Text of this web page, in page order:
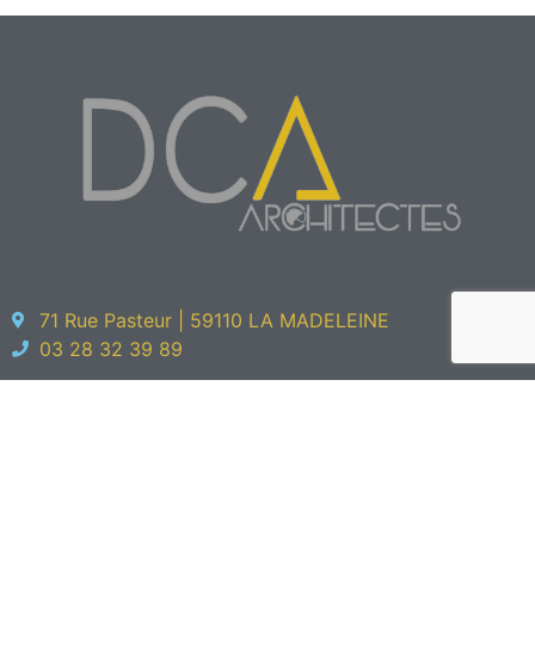
71 Rue Pasteur | 59110 LA MADELEINE
03 28 32 39 89